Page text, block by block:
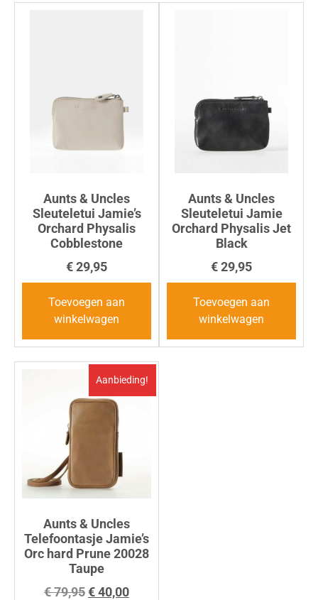
Aunts & Uncles
Sleuteletui Jamie’s
Orchard Physalis
Cobblestone
€29,95
Toevoegen aan
winkelwagen
Aunts & Uncles
Sleuteletui Jamie
Orchard Physalis Jet
Black
€29,95
Toevoegen aan
winkelwagen
Aanbieding!
Aunts & Uncles
Telefoontasje Jamie’s
Orc hard Prune 20028
Taupe
€79,95€40,00